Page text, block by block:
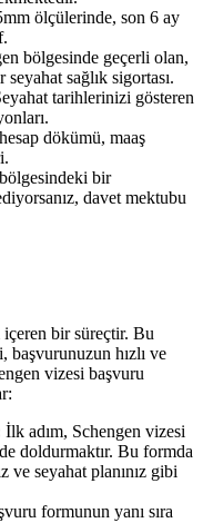
ölçülerinde, son 6 ay
bölgesinde geçerli olan,
sağlık sigortası.
tarihlerinizi gösteren
dökümü, maaş
bir
davet mektubu
içeren bir süreçtir. Bu
başvurunuzun hızlı ve
vizesi başvuru
İlk adım, Schengen vizesi
doldurmaktır. Bu formda
ve seyahat planınız gibi
formunun yanı sıra